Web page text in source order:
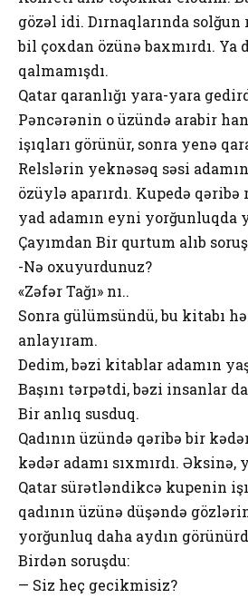
gözəl idi. Dırnaqlarında solğun
bil çoxdan özünə baxmırdı. Ya
qalmamışdı.
Qatar qaranlığı yara-yara
Pəncərənin o üzündə arabir
işıqları görünür, sonra yenə
Relslərin yeknəsəq səsi
özüylə aparırdı. Kupedə
yad adamın eyni yorğunluqda
Çayımdan Bir qurtum alıb
-Nə oxuyurdunuz?
«Zəfər Tağı» nı..
Sonra gülümsündü, bu kitabı
anlayıram.
Dedim, bəzi kitablar adamın
Başını tərpətdi, bəzi insanlar
Bir anlıq susduq.
Qadının üzündə qəribə bir
kədər adamı sıxmırdı. Əksinə,
Qatar sürətləndikcə kupenin
qadının üzünə düşəndə
yorğunluq daha aydın
Birdən soruşdu:
— Siz heç gecikmisiz?